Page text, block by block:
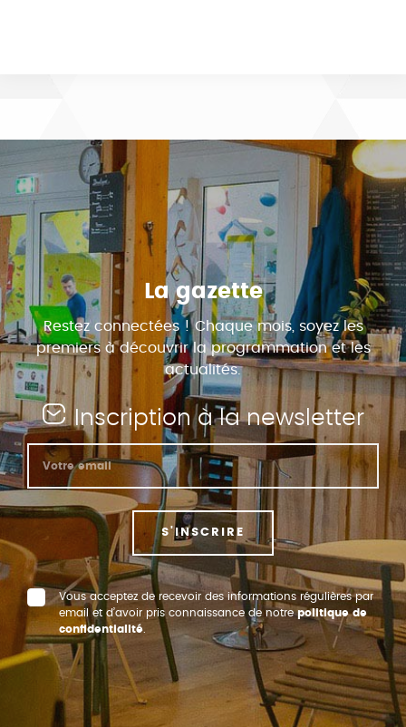
La gazette
Restez connectées ! Chaque mois, soyez les
premiers à découvrir la programmation et les
actualités.
Inscription à la newsletter
S'INSCRIRE
Vous acceptez de recevoir des informations régulières par
email et d’avoir pris connaissance de notrepolitique de
confidentialité